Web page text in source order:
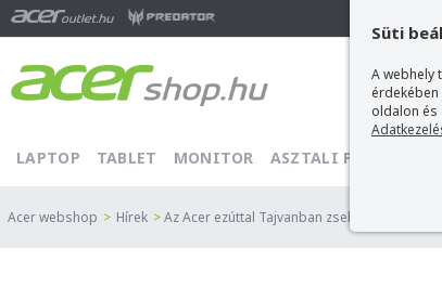
Süti
A webhely
oldalon és
LAPTOP TABLET MONITOR ASZTALI PC
Acer webshop > Hírek >Az Acer ezúttal Tajvanban zsebelt be díjakat